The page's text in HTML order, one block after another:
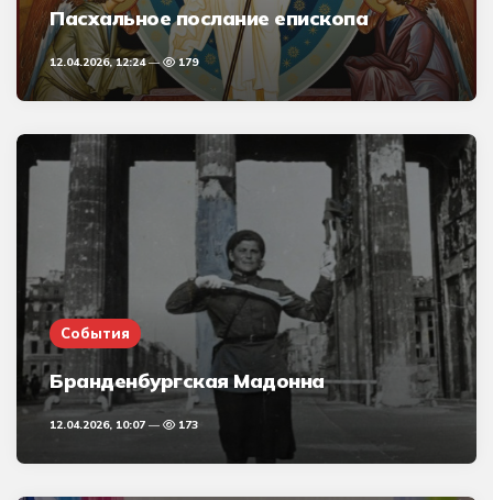
Пасхальное послание епископа
12.04.2026, 12:24 179
События
Бранденбургская Мадонна
12.04.2026, 10:07 173